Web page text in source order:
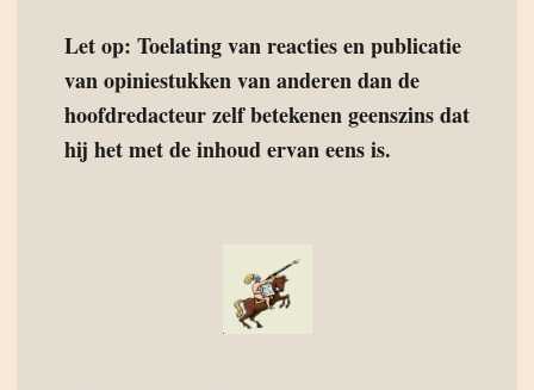
Let op: Toelating van reacties en publicatie
van opiniestukken van anderen dan de
hoofdredacteur zelf betekenen geenszins dat
hij het met de inhoud ervan eens is.